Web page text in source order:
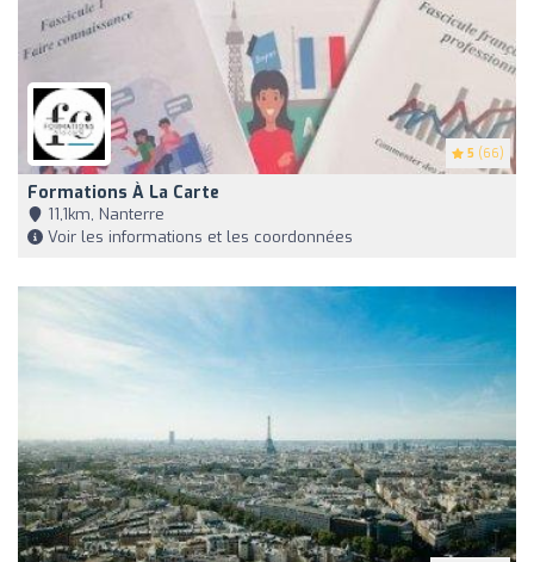
5 (66)
Formations À La Carte
11,1km, Nanterre
Voir les informations et les coordonnées